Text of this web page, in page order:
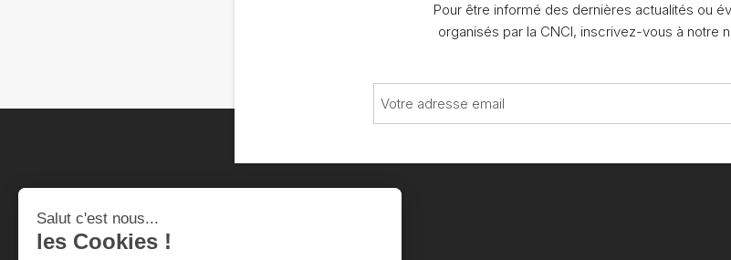
Pour être informé des dernières actualités ou
organisés par la CNCI, inscrivez-vous à notre